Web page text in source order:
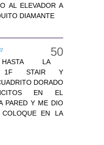
AL ELEVADOR A
DIAMANTE
HASTA LA
1F STAIR Y
DORADO
EN EL
PARED Y ME DIO
COLOQUE EN LA